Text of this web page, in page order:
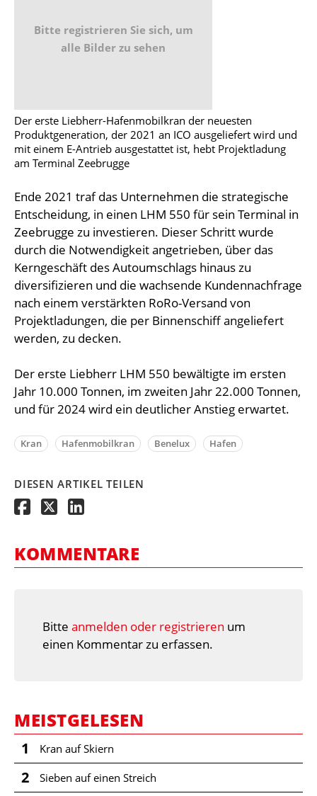
Bitte registrieren Sie sich, um
alle Bilder zu sehen
Der erste Liebherr-Hafenmobilkran der neuesten
Produktgeneration, der 2021 an ICO ausgeliefert wird und
mit einem E-Antrieb ausgestattet ist, hebt Projektladung
am Terminal Zeebrugge
Ende 2021 traf das Unternehmen die strategische
Entscheidung, in einen LHM 550 für sein Terminal in
Zeebrugge zu investieren. Dieser Schritt wurde
durch die Notwendigkeit angetrieben, über das
Kerngeschäft des Autoumschlags hinaus zu
diversifizieren und die wachsende Kundennachfrage
nach einem verstärkten RoRo-Versand von
Projektladungen, die per Binnenschiff angeliefert
werden, zu decken.
Der erste Liebherr LHM 550 bewältigte im ersten
Jahr 10.000 Tonnen, im zweiten Jahr 22.000 Tonnen,
und für 2024 wird ein deutlicher Anstieg erwartet.
Kran Hafenmobilkran Benelux Hafen
DIESEN ARTIKEL TEILEN
KOMMENTARE
Bitte anmelden oder registrieren um
einen Kommentar zu erfassen.
MEISTGELESEN
1 Kran auf Skiern
2 Sieben auf einen Streich